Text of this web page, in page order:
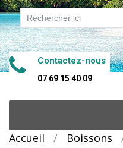
Contactez-nous
07 69 15 40 09
content
Accueil / Boissons